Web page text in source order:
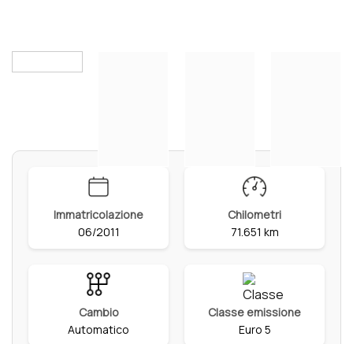
Immatricolazione
06/2011
Chilometri
71.651 km
Cambio
Automatico
Classe emissione
Euro 5